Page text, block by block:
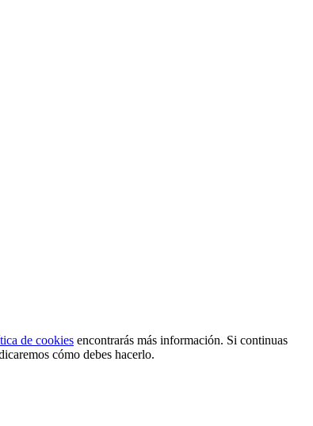
de cookies encontrarás más información. Si continuas
cómo debes hacerlo.